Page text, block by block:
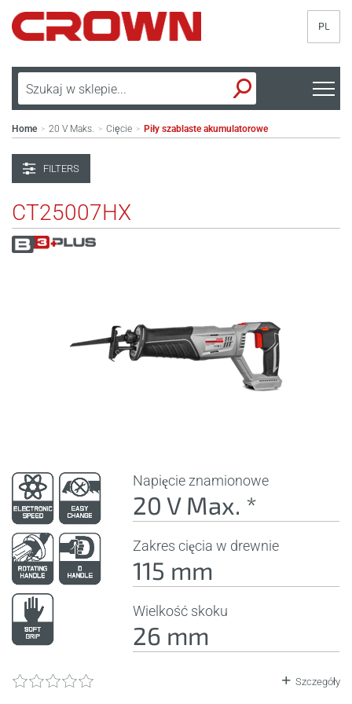
PL
Home > 20 V Maks. > Cięcie > Piły szablaste akumulatorowe
FILTERS
CT25007HX
Napięcie znamionowe
20 V Max. *
Zakres cięcia w drewnie
115 mm
Wielkość skoku
26 mm
Szczegóły